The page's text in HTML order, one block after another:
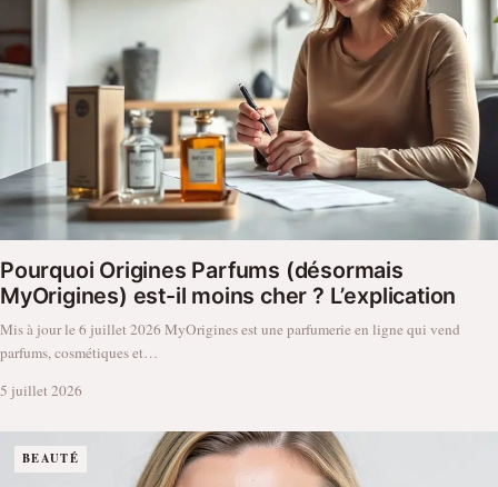
Pourquoi Origines Parfums (désormais
MyOrigines) est-il moins cher ? L’explication
Mis à jour le 6 juillet 2026 MyOrigines est une parfumerie en ligne qui vend
parfums, cosmétiques et…
5 juillet 2026
BEAUTÉ